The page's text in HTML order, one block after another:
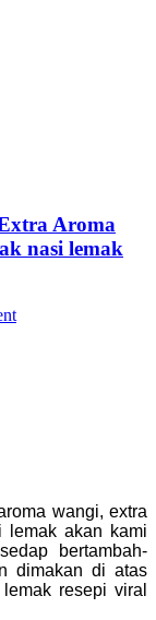
Aroma
nasi lemak
wangi, extra
lemak akan kami
bertambah-
dimakan di atas
resepi viral